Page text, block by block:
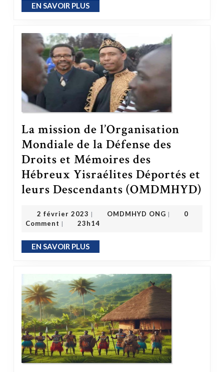
EN SAVOIR PLUSEN SAVOIR PLUS
La mission de l’Organisation
Mondiale de la Défense des
Droits et Mémoires des
Hébreux Yisraélites Déportés et
leurs Descendants (OMDMHYD)
2 février 2023 | OMDMHYD ONG |
0
Comment | 23h14
EN SAVOIR PLUSEN SAVOIR PLUS